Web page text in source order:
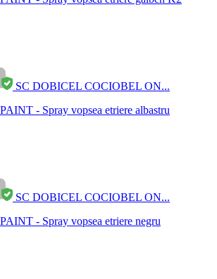
SC DOBICEL COCIOBEL ON...
- Spray vopsea etriere albastru
SC DOBICEL COCIOBEL ON...
- Spray vopsea etriere negru